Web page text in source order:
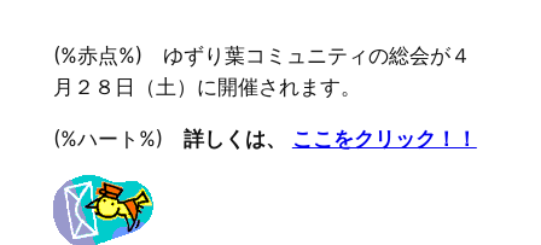
(%赤点%) ゆずり葉コミュニティの総会が４
月２８日（土）に開催されます。
(%ハート%) 詳しくは、 ここをクリック！！